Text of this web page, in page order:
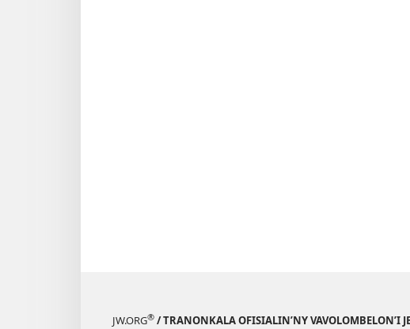
JW.ORG® / TRANONKALA OFISIALIN’NY VAVOLOMBELON’I